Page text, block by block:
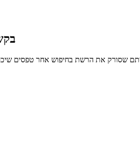
שסורק את הרשת בחיפוש אחר טפסים